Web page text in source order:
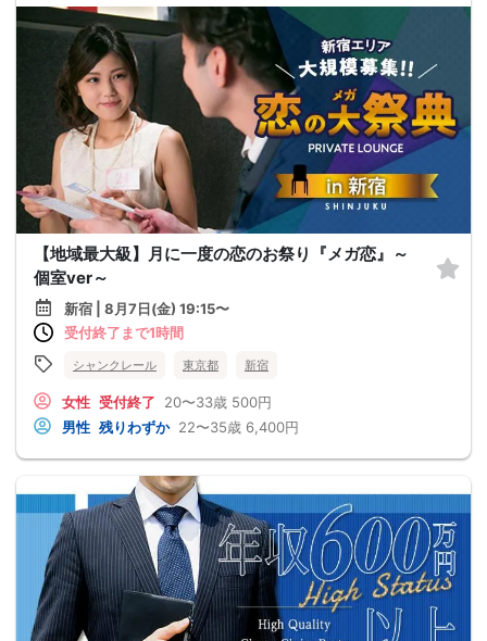
【地域最大級】月に一度の恋のお祭り『メガ恋』～
個室ver～
新宿 | 8月7日(金) 19:15〜
受付終了まで1時間
シャンクレール 東京都 新宿
女性 受付終了 20〜33歳 500円
男性 残りわずか 22〜35歳 6,400円